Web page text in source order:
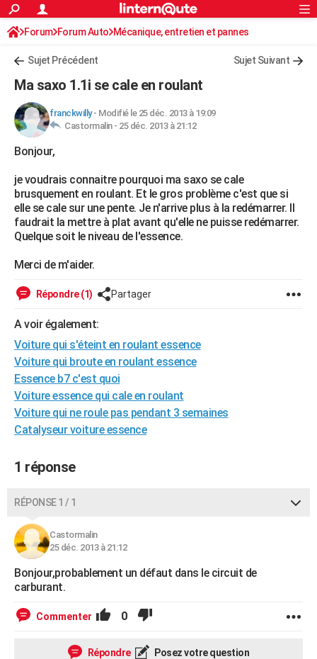
ACTUALITÉS
Politique
Société
Faits Divers
Education
Monde
Villes
+
FINANCE
Retraite
Impôts
Epargne
Immobilier
Risques naturels par ville
Banque
Assurance
Crédit
AUTO
Essais
Réserver un essai
Citadines
Berlines
SUV
Forum auto
+HIGH-TECH
Mobiles
Meilleur smartphone
Internet
Ordinateurs
Jeux vidéo
Guide high-tech
+BRICOLAGE
Forum
Aménagement intérieur
Extérieur
Cuisine
Salle de bains
Jardinage
Rangement
WEEK-END
Guides de France
Escapades
Patrimoine
Expositions
Musées
Week-end nature
Alimentation
Guide de la santé
Maladies
Médicaments
Sommeil
Destinations
City break
Voyage nature
Voyage de noces
Forum
Climat
+
GUIDES D'ACHAT
BONS PLANS
CARTE DE VOEUX
Dictionnaire
Biographies
Citations
Expressions
Proverbes
PROGRAMME TV
COPAINS D'AVANT
S'inscrire
Se connecter
Lycées
Collèges
Primaires
Universités
Entreprises
Service militaire
Avis de recherche
AVIS DE DÉCÈS
Bricolage
Lifestyle
Culture
Sport
Auto
Television
Voyage
Cinema
Rechercher
S'inscrire
Connexion
Forum Forum Auto Mécanique, entretien et pannes
Sujet Précédent Sujet Suivant
Ma saxo 1.1i se cale en roulant
franckwilly- Modifié le 25 déc. 2013 à 19:09
Castormalin - 25 déc. 2013 à 21:12
Bonjour,
je voudrais connaitre pourquoi ma saxo se cale
brusquement en roulant. Et le gros problème c'est que si
elle se cale sur une pente. Je n'arrive plus à la redémarrer. Il
faudrait la mettre à plat avant qu'elle ne puisse redémarrer.
Quelque soit le niveau de l'essence.
Merci de m'aider.
Répondre (1) Partager
A voir également:
Voiture qui s'éteint en roulant essence
Voiture qui broute en roulant essence
Essence b7 c'est quoi
Voiture essence qui cale en roulant
Voiture qui ne roule pas pendant 3 semaines
Catalyseur voiture essence
1 réponse
RÉPONSE 1 / 1
Castormalin
25 déc. 2013 à 21:12
Bonjour,probablement un défaut dans le circuit de
carburant.
Commenter 0
Répondre Posez votre question